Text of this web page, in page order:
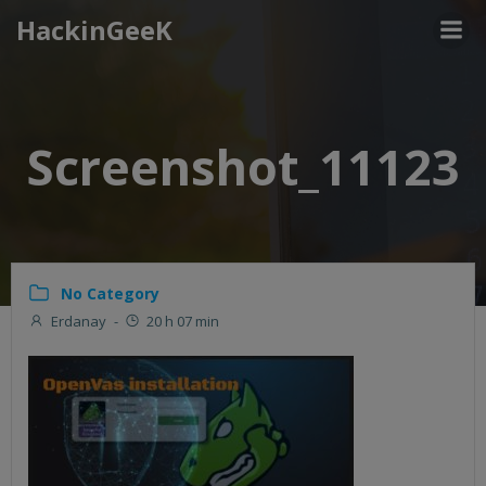
HackinGeeK
Screenshot_11123
No Category
Erdanay - 20 h 07 min